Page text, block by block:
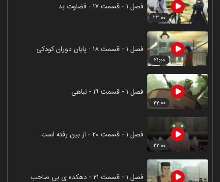
۲۳:۰۰
فصل ۱ - قسمت ۱۷ - قضاوت بد
۲۱:۰۰
فصل ۱ - قسمت ۱۸ - پایان دوران کودکی
۲۲:۰۰
فصل ۱ - قسمت ۱۹ - تباهی
۲۲:۰۰
فصل ۱ - قسمت ۲۰ - از بین رفته است
فصل ۱ - قسمت ۲۱ - دهکده ی بی صاحب